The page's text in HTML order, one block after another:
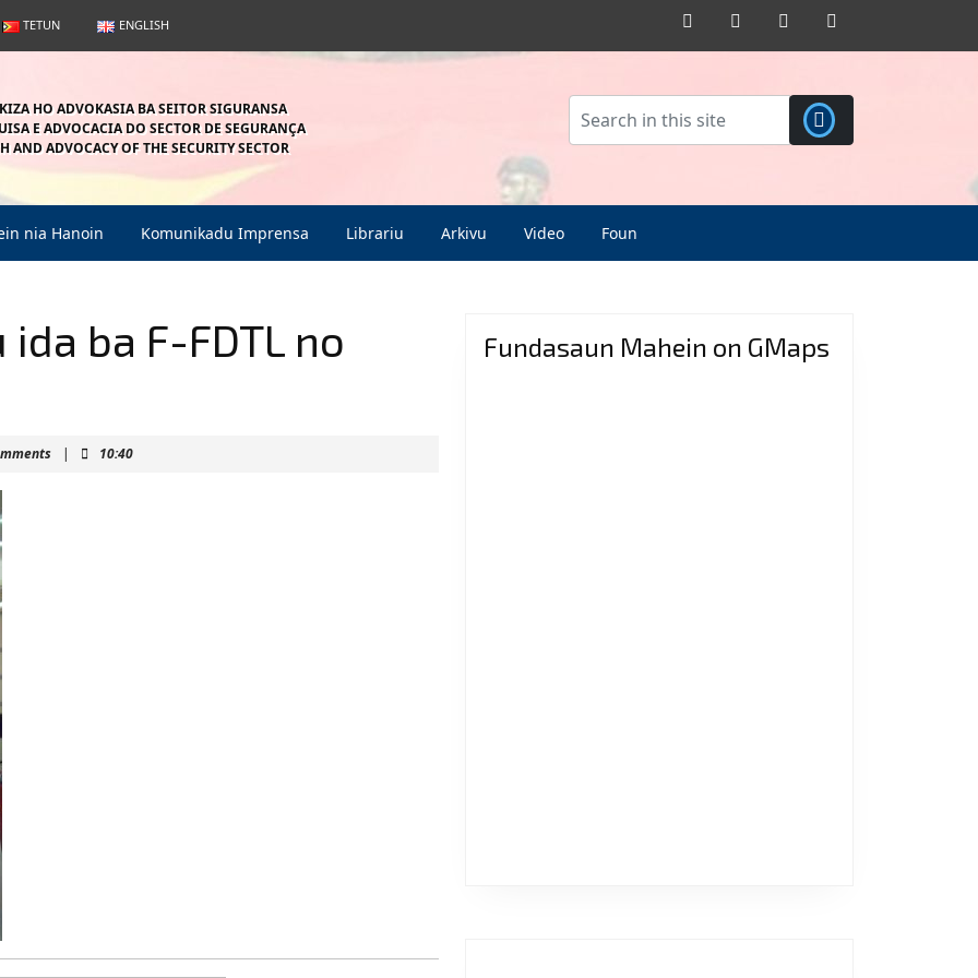
TETUN ENGLISH
FacebookTwitter Pinterest
HO ADVOKASIA BA SEITOR SIGURANSA
E ADVOCACIA DO SECTOR DE SEGURANÇA
AND ADVOCACY OF THE SECURITY SECTOR
nia Hanoin Komunikadu Imprensa Librariu Arkivu Video Foun
ba F-FDTL no
| 10:40
Fundasaun Mahein on GMaps